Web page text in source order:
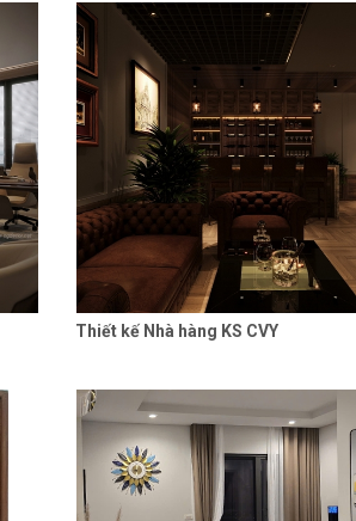
Liên hệ
Thiết kế Nhà hàng KS CVY